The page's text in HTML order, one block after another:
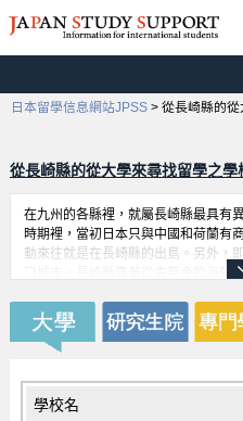
日本留學信息網站JPSS > 從長崎縣的
從長崎縣的從大學來尋找留學之學
在九州的各縣裡，就屬長崎縣最具有
時期裡，當初日本只與中國和荷蘭有
動來往就是在長崎縣的出島。另外，
口城市。長崎縣靠著從古至今的海外
崎縣提供給留學生的支援是很無微不
國際人材的基礎。
學校名